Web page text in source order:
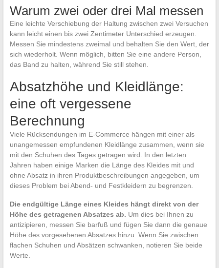
Warum zwei oder drei Mal messen
Eine leichte Verschiebung der Haltung zwischen zwei Versuchen
kann leicht einen bis zwei Zentimeter Unterschied erzeugen.
Messen Sie mindestens zweimal und behalten Sie den Wert, der
sich wiederholt. Wenn möglich, bitten Sie eine andere Person,
das Band zu halten, während Sie still stehen.
Absatzhöhe und Kleidlänge:
eine oft vergessene
Berechnung
Viele Rücksendungen im E-Commerce hängen mit einer als
unangemessen empfundenen Kleidlänge zusammen, wenn sie
mit den Schuhen des Tages getragen wird. In den letzten
Jahren haben einige Marken die Länge des Kleides mit und
ohne Absatz in ihren Produktbeschreibungen angegeben, um
dieses Problem bei Abend- und Festkleidern zu begrenzen.
Die endgültige Länge eines Kleides hängt direkt von der
Höhe des getragenen Absatzes ab. Um dies bei Ihnen zu
antizipieren, messen Sie barfuß und fügen Sie dann die genaue
Höhe des vorgesehenen Absatzes hinzu. Wenn Sie zwischen
flachen Schuhen und Absätzen schwanken, notieren Sie beide
Werte.